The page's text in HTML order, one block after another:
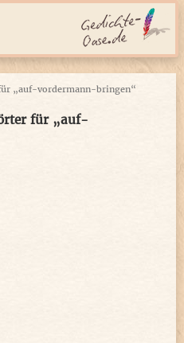
„auf-vordermann-bringen“
für „auf-